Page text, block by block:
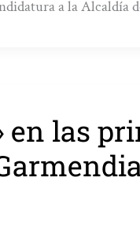
a la Alcaldía
en las